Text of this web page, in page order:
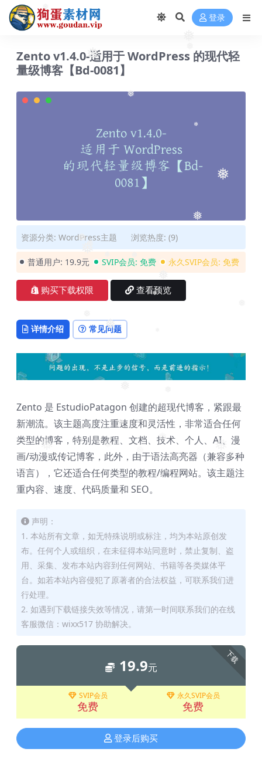
❅
❅
❅
❅
❅
❅
❅
❅
❅
❅
❅
❅
❅
❅
❅
❅
❅
❅
❅
❅
❅
❅ 登录
Zento v1.4.0-适用于 WordPress 的现代轻
量级博客【Bd-0081】
资源分类: WordPress主题 浏览热度: (9)
普通用户: 19.9元 SVIP会员: 免费 永久SVIP会员: 免费
购买下载权限 查看预览
详情介绍 常见问题
Zento 是 EstudioPatagon 创建的超现代博客，紧跟最
新潮流。该主题高度注重速度和灵活性，非常适合任何
类型的博客，特别是教程、文档、技术、个人、AI、漫
画/动漫或传记博客，此外，由于语法高亮器（兼容多种
语言），它还适合任何类型的教程/编程网站。该主题注
重内容、速度、代码质量和 SEO。
声明：
1. 本站所有文章，如无特殊说明或标注，均为本站原创发
布。任何个人或组织，在未征得本站同意时，禁止复制、盗
用、采集、发布本站内容到任何网站、书籍等各类媒体平
台。如若本站内容侵犯了原著者的合法权益，可联系我们进
行处理。
2. 如遇到下载链接失效等情况，请第一时间联系我们的在线
客服微信：wixx517 协助解决。
下载
19.9元
SVIP会员
免费
永久SVIP会员
免费
登录后购买